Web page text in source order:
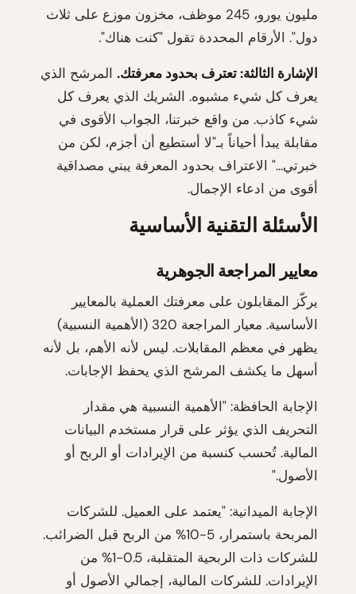
مليون يورو، 245 موظف، مخزون موزع على ثلاث
دول". الأرقام المحددة تقول "كنت هناك".
الإشارة الثالثة: تعترف بحدود معرفتك. المرشح الذي
يعرف كل شيء مشبوه. الشريك الذي يعرف كل
شيء كاذب. من واقع خبرتنا، الجواب الأقوى في
مقابلة يبدأ أحياناً بـ"لا أستطيع أن أجزم، لكن من
خبرتي..." الاعتراف بحدود المعرفة يبني مصداقية
أقوى من ادعاء الإجمال.
الأسئلة التقنية الأساسية
معايير المراجعة الجوهرية
يركّز المقابلون على معرفتك العملية بالمعايير
الأساسية. معيار المراجعة 320 (الأهمية النسبية)
يظهر في معظم المقابلات. ليس لأنه الأهم، بل لأنه
أسهل ما يكشف المرشح الذي يحفظ الإجابات.
الإجابة الحافظة: "الأهمية النسبية هي مقدار
التحريف الذي يؤثر على قرار مستخدم البيانات
المالية. تُحسب كنسبة من الإيرادات أو الربح أو
الأصول."
الإجابة الميدانية: "يعتمد على العميل. للشركات
المربحة باستمرار، 5-10% من الربح قبل الضرائب.
للشركات ذات الربحية المتقلبة، 0.5-1% من
الإيرادات. للشركات المالية، إجمالي الأصول أو